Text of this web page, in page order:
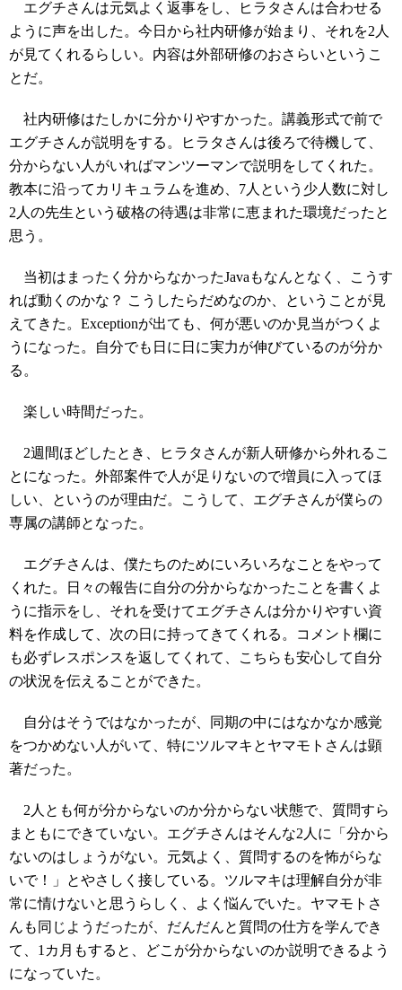
エグチさんは元気よく返事をし、ヒラタさんは合わせる
ように声を出した。今日から社内研修が始まり、それを2人
が見てくれるらしい。内容は外部研修のおさらいというこ
とだ。
社内研修はたしかに分かりやすかった。講義形式で前で
エグチさんが説明をする。ヒラタさんは後ろで待機して、
分からない人がいればマンツーマンで説明をしてくれた。
教本に沿ってカリキュラムを進め、7人という少人数に対し
2人の先生という破格の待遇は非常に恵まれた環境だったと
思う。
当初はまったく分からなかったJavaもなんとなく、こうす
れば動くのかな？ こうしたらだめなのか、ということが見
えてきた。Exceptionが出ても、何が悪いのか見当がつくよ
うになった。自分でも日に日に実力が伸びているのが分か
る。
楽しい時間だった。
2週間ほどしたとき、ヒラタさんが新人研修から外れるこ
とになった。外部案件で人が足りないので増員に入ってほ
しい、というのが理由だ。こうして、エグチさんが僕らの
専属の講師となった。
エグチさんは、僕たちのためにいろいろなことをやって
くれた。日々の報告に自分の分からなかったことを書くよ
うに指示をし、それを受けてエグチさんは分かりやすい資
料を作成して、次の日に持ってきてくれる。コメント欄に
も必ずレスポンスを返してくれて、こちらも安心して自分
の状況を伝えることができた。
自分はそうではなかったが、同期の中にはなかなか感覚
をつかめない人がいて、特にツルマキとヤマモトさんは顕
著だった。
2人とも何が分からないのか分からない状態で、質問すら
まともにできていない。エグチさんはそんな2人に「分から
ないのはしょうがない。元気よく、質問するのを怖がらな
いで！」とやさしく接している。ツルマキは理解自分が非
常に情けないと思うらしく、よく悩んでいた。ヤマモトさ
んも同じようだったが、だんだんと質問の仕方を学んでき
て、1カ月もすると、どこが分からないのか説明できるよう
になっていた。